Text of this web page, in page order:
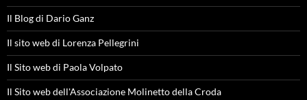
Il Blog di Dario Ganz
Il sito web di Lorenza Pellegrini
Il Sito web di Paola Volpato
Il Sito web dell'Associazione Molinetto della Croda